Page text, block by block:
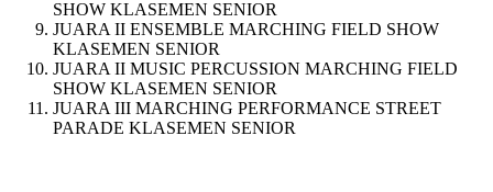
SHOW KLASEMEN SENIOR
JUARA II ENSEMBLE MARCHING FIELD SHOW
KLASEMEN SENIOR
JUARA II MUSIC PERCUSSION MARCHING FIELD
SHOW KLASEMEN SENIOR
JUARA III MARCHING PERFORMANCE STREET
PARADE KLASEMEN SENIOR